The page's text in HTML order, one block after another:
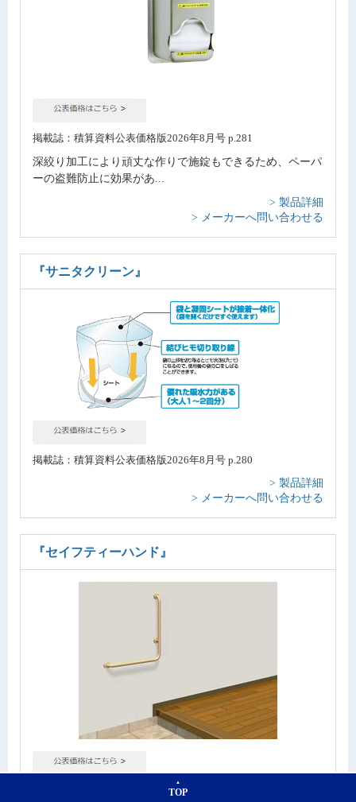
掲載誌：積算資料公表価格版2026年8月号 p.281
深絞り加工により頑丈な作りで施錠もできるため、ペーパ
ーの盗難防止に効果があ...
> 製品詳細
> メーカーへ問い合わせる
『サニタクリーン』
掲載誌：積算資料公表価格版2026年8月号 p.280
> 製品詳細
> メーカーへ問い合わせる
『セイフティーハンド』
掲載誌：積算資料公表価格版2026年8月号 p.281
TOP